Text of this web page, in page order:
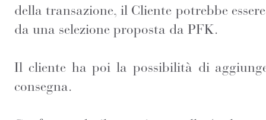
della transazione, il Cliente potrebbe
da una selezione proposta da PFK.
Il cliente ha poi la possibilità di
consegna.